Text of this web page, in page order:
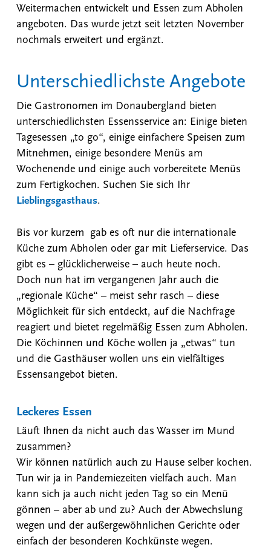
Weitermachen entwickelt und Essen zum Abholen
angeboten. Das wurde jetzt seit letzten November
nochmals erweitert und ergänzt.
Unterschiedlichste Angebote
Die Gastronomen im Donaubergland bieten
unterschiedlichsten Essensservice an: Einige bieten
Tagesessen „to go“, einige einfachere Speisen zum
Mitnehmen, einige besondere Menüs am
Wochenende und einige auch vorbereitete Menüs
zum Fertigkochen. Suchen Sie sich Ihr
Lieblingsgasthaus.
Bis vor kurzem gab es oft nur die internationale
Küche zum Abholen oder gar mit Lieferservice. Das
gibt es – glücklicherweise – auch heute noch.
Doch nun hat im vergangenen Jahr auch die
„regionale Küche“ – meist sehr rasch – diese
Möglichkeit für sich entdeckt, auf die Nachfrage
reagiert und bietet regelmäßig Essen zum Abholen.
Die Köchinnen und Köche wollen ja „etwas“ tun
und die Gasthäuser wollen uns ein vielfältiges
Essensangebot bieten.
Leckeres Essen
Läuft Ihnen da nicht auch das Wasser im Mund
zusammen?
Wir können natürlich auch zu Hause selber kochen.
Tun wir ja in Pandemiezeiten vielfach auch. Man
kann sich ja auch nicht jeden Tag so ein Menü
gönnen – aber ab und zu? Auch der Abwechslung
wegen und der außergewöhnlichen Gerichte oder
einfach der besonderen Kochkünste wegen.